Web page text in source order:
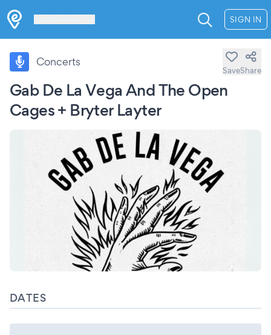
SIGN IN
Gab De La Vega And The Open
Cages + Bryter Layter
Concerts
SaveShare
DATES